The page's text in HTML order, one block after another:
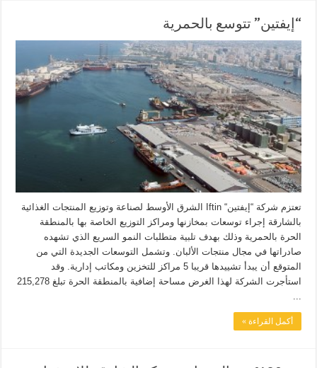
“إيفتين” تتوسع بالحمرية
تعتزم شركة “إيفتين“ Iftin الشرق الأوسط لصناعة وتوزيع المنتجات الغذائية
بالشارقة إجراء توسعات بمخازنها ومراكز التوزيع الخاصة بها بالمنطقة
الحرة بالحمرية وذلك بهدف تلبية متطلبات النمو السريع الذي تشهده
صادراتها في مجال منتجات الألبان. وتشمل التوسعات الجديدة التي من
المتوقع أن يبدأ تشييدها قريبا 5 مراكز للتخزين ومكاتب إدارية. وقد
استأجرت الشركة لهذا الغرض مساحة إضافية بالمنطقة الحرة تبلغ 215,278
أكمل القراءة »